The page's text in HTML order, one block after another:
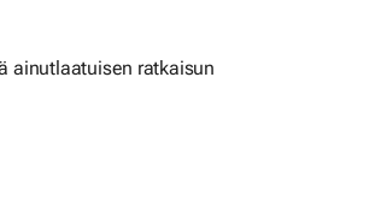
ainutlaatuisen ratkaisun